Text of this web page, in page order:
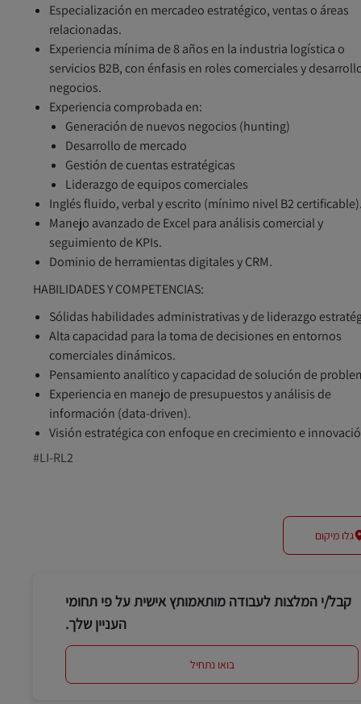
Especialización en mercadeo estratégico, ventas o áreas
relacionadas.
Experiencia mínima de 8 años en la industria logística o
servicios B2B, con énfasis en roles comerciales y
negocios.
Experiencia comprobada en:
Generación de nuevos negocios (hunting)
Desarrollo de mercado
Gestión de cuentas estratégicas
Liderazgo de equipos comerciales
Inglés fluido, verbal y escrito (mínimo nivel B2
Manejo avanzado de Excel para análisis comercial y
seguimiento de KPIs.
Dominio de herramientas digitales y CRM.
HABILIDADES Y COMPETENCIAS:
Sólidas habilidades administrativas y de liderazgo
Alta capacidad para la toma de decisiones en entornos
comerciales dinámicos.
Pensamiento analítico y capacidad de solución de
Experiencia en manejo de presupuestos y análisis de
información (data-driven).
Visión estratégica con enfoque en crecimiento e
#LI-RL2
גלו מיקום
קבל/י המלצות לעבודה מותאמותץ אישית על פי תחומי
העניין שלך.
בואו נתחיל